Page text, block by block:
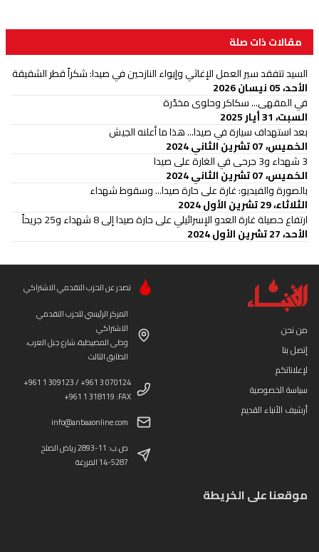
مقالات ذات صلة
السيد تتفقد سير العمل الإغاثي وإيواء النازحين في صيدا: شكراً قطر الشقيقة
الأحد، 05 نيسان 2026
في المقهى... سكاكر وحلوى مخدّرة
السبت، 31 أيار 2025
بعد استهداف سيارة في صيدا... هذا ما أعلنه الجيش
الخميس، 07 تشرين الثاني 2024
3 شهداء و3 جرحى في الغارة على صيدا
الخميس، 07 تشرين الثاني 2024
بالصورة والفيديو: غارة على حارة صيدا... وسقوط شهداء
الثلاثاء، 29 تشرين الأول 2024
ارتفاع حصيلة غارة العدو الإسرائيلي على حارة صيدا إلى 8 شهداء و25 جريحاً
الأحد، 27 تشرين الأول 2024
من نحن
إتصل بنا
لإعلاناتكم
سياسة الخصوصية
أرشيف الأنباء القديم
تصدر عن الحزب التقدمي الاشتراكي
المركز الرئيسي للحزب التقدمي
الاشتراكي
وطى المصيطبة، شارع جبل العرب،
الطابق الثالث
+961 1 309123 / +961 3 070124
+961 1 318119 :FAX
info@anbaaonline.com
ص.ب: 11-2893 رياض الصلح
14-5287 المزرعة
موقعنا على الخريطة